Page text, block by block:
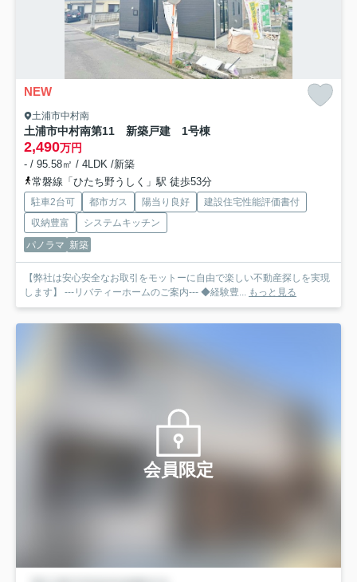
NEW
土浦市中村南
土浦市中村南第11 新築戸建 1号棟
2,490万円
- / 95.58㎡ / 4LDK /新築
常磐線「ひたち野うしく」駅 徒歩53分
駐車2台可 都市ガス 陽当り良好
建設住宅性能評価書付
収納豊富
システムキッチン
パノラマ 新築
【弊社は安心安全なお取引をモットーに自由で楽しい不動産探しを実現
します】 ---リバティーホームのご案内--- ◆経験豊... もっと見る
会員限定